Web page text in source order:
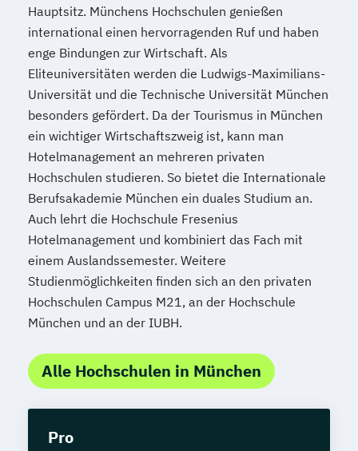
Hauptsitz. Münchens Hochschulen genießen
international einen hervorragenden Ruf und haben
enge Bindungen zur Wirtschaft. Als
Eliteuniversitäten werden die Ludwigs-Maximilians-
Universität und die Technische Universität München
besonders gefördert. Da der Tourismus in München
ein wichtiger Wirtschaftszweig ist, kann man
Hotelmanagement an mehreren privaten
Hochschulen studieren. So bietet die Internationale
Berufsakademie München ein duales Studium an.
Auch lehrt die Hochschule Fresenius
Hotelmanagement und kombiniert das Fach mit
einem Auslandssemester. Weitere
Studienmöglichkeiten finden sich an den privaten
Hochschulen Campus M21, an der Hochschule
München und an der IUBH.
Alle Hochschulen in München
Pro